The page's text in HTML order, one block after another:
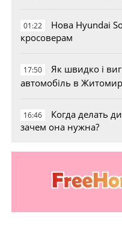
01:22
Нова Hyundai
кросоверам
17:50
Як швидко і
автомобіль в
16:46
Когда делать
зачем она нужна?